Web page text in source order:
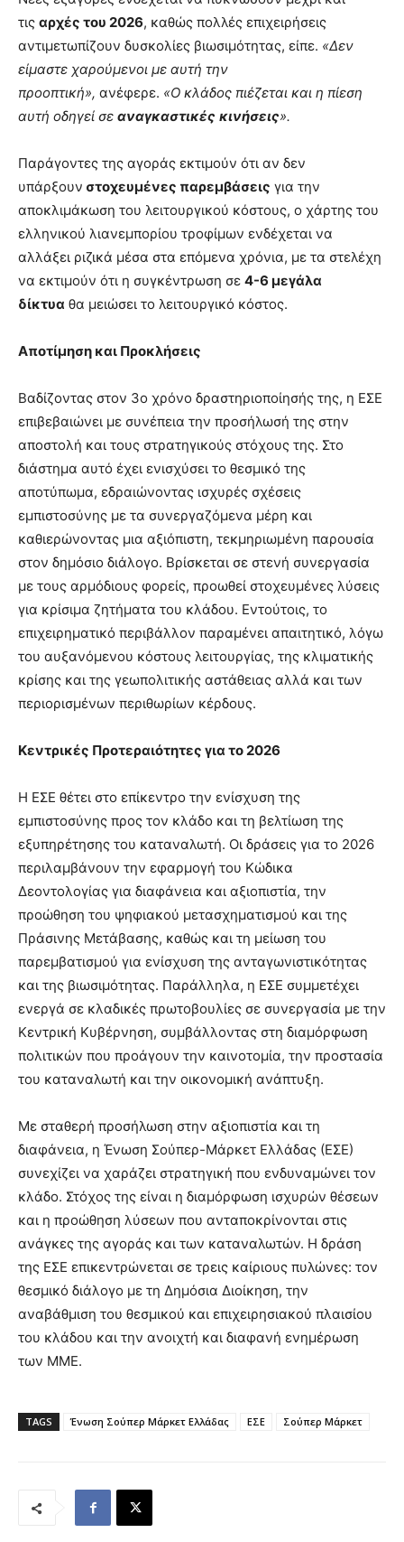
τις αρχές του 2026, καθώς πολλές επιχειρήσεις
αντιμετωπίζουν δυσκολίες βιωσιμότητας, είπε. «Δεν
είμαστε χαρούμενοι με αυτή την
προοπτική», ανέφερε. «Ο κλάδος πιέζεται και η πίεση
αυτή οδηγεί σε αναγκαστικές κινήσεις».
Παράγοντες της αγοράς εκτιμούν ότι αν δεν
υπάρξουν στοχευμένες παρεμβάσεις για την
αποκλιμάκωση του λειτουργικού κόστους, ο χάρτης του
ελληνικού λιανεμπορίου τροφίμων ενδέχεται να
αλλάξει ριζικά μέσα στα επόμενα χρόνια, με τα στελέχη
να εκτιμούν ότι η συγκέντρωση σε 4-6 μεγάλα
δίκτυα θα μειώσει το λειτουργικό κόστος.
Αποτίμηση και Προκλήσεις
Βαδίζοντας στον 3ο χρόνο δραστηριοποίησής της, η ΕΣΕ
επιβεβαιώνει με συνέπεια την προσήλωσή της στην
αποστολή και τους στρατηγικούς στόχους της. Στο
διάστημα αυτό έχει ενισχύσει το θεσμικό της
αποτύπωμα, εδραιώνοντας ισχυρές σχέσεις
εμπιστοσύνης με τα συνεργαζόμενα μέρη και
καθιερώνοντας μια αξιόπιστη, τεκμηριωμένη παρουσία
στον δημόσιο διάλογο. Βρίσκεται σε στενή συνεργασία
με τους αρμόδιους φορείς, προωθεί στοχευμένες λύσεις
για κρίσιμα ζητήματα του κλάδου. Εντούτοις, το
επιχειρηματικό περιβάλλον παραμένει απαιτητικό, λόγω
του αυξανόμενου κόστους λειτουργίας, της κλιματικής
κρίσης και της γεωπολιτικής αστάθειας αλλά και των
περιορισμένων περιθωρίων κέρδους.
Κεντρικές Προτεραιότητες για το 2026
Η ΕΣΕ θέτει στο επίκεντρο την ενίσχυση της
εμπιστοσύνης προς τον κλάδο και τη βελτίωση της
εξυπηρέτησης του καταναλωτή. Οι δράσεις για το 2026
περιλαμβάνουν την εφαρμογή του Κώδικα
Δεοντολογίας για διαφάνεια και αξιοπιστία, την
προώθηση του ψηφιακού μετασχηματισμού και της
Πράσινης Μετάβασης, καθώς και τη μείωση του
παρεμβατισμού για ενίσχυση της ανταγωνιστικότητας
και της βιωσιμότητας. Παράλληλα, η ΕΣΕ συμμετέχει
ενεργά σε κλαδικές πρωτοβουλίες σε συνεργασία με την
Κεντρική Κυβέρνηση, συμβάλλοντας στη διαμόρφωση
πολιτικών που προάγουν την καινοτομία, την προστασία
του καταναλωτή και την οικονομική ανάπτυξη.
Με σταθερή προσήλωση στην αξιοπιστία και τη
διαφάνεια, η Ένωση Σούπερ-Μάρκετ Ελλάδας (ΕΣΕ)
συνεχίζει να χαράζει στρατηγική που ενδυναμώνει τον
κλάδο. Στόχος της είναι η διαμόρφωση ισχυρών θέσεων
και η προώθηση λύσεων που ανταποκρίνονται στις
ανάγκες της αγοράς και των καταναλωτών. Η δράση
της ΕΣΕ επικεντρώνεται σε τρεις καίριους πυλώνες: τον
θεσμικό διάλογο με τη Δημόσια Διοίκηση, την
αναβάθμιση του θεσμικού και επιχειρησιακού πλαισίου
του κλάδου και την ανοιχτή και διαφανή ενημέρωση
των ΜΜΕ.
TAGS Ένωση Σούπερ Μάρκετ Ελλάδας ΕΣΕ Σούπερ Μάρκετ